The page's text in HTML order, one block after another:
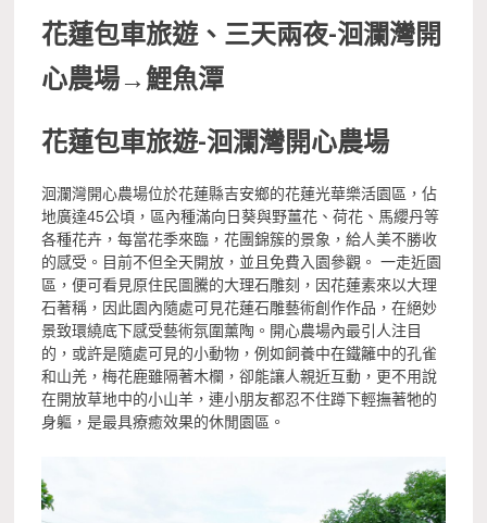
花蓮包車旅遊、三天兩夜-洄瀾灣開
心農場→鯉魚潭
花蓮包車旅遊-洄瀾灣開心農場
洄瀾灣開心農場位於花蓮縣吉安鄉的花蓮光華樂活園區，佔
地廣達45公頃，區內種滿向日葵與野薑花、荷花、馬纓丹等
各種花卉，每當花季來臨，花團錦簇的景象，給人美不勝收
的感受。目前不但全天開放，並且免費入園參觀。 一走近園
區，便可看見原住民圖騰的大理石雕刻，因花蓮素來以大理
石著稱，因此園內隨處可見花蓮石雕藝術創作作品，在絕妙
景致環繞底下感受藝術氛圍薰陶。開心農場內最引人注目
的，或許是隨處可見的小動物，例如飼養中在鐵籬中的孔雀
和山羌，梅花鹿雖隔著木欄，卻能讓人親近互動，更不用說
在開放草地中的小山羊，連小朋友都忍不住蹲下輕撫著牠的
身軀，是最具療癒效果的休閒園區。